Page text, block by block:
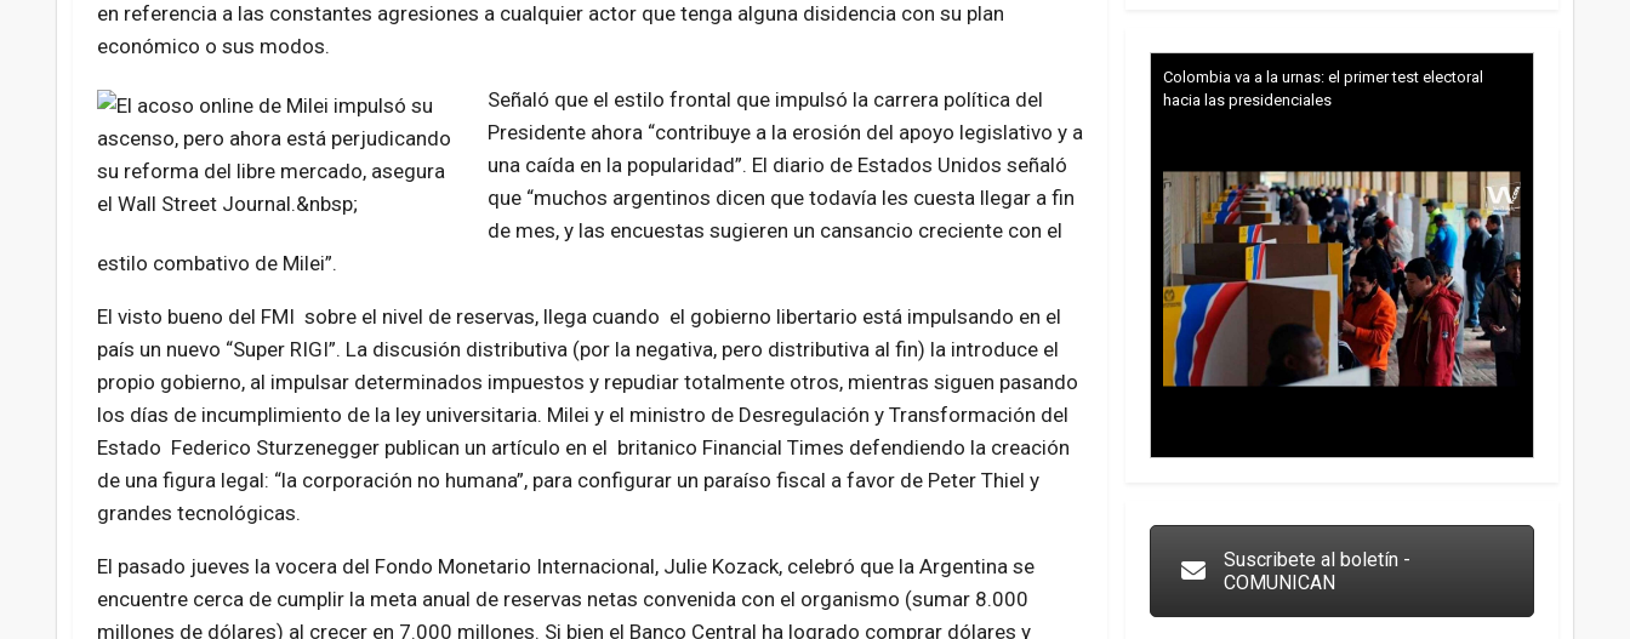
en referencia a las constantes agresiones a cualquier actor que tenga alguna disidencia con su plan
económico o sus modos.
Señaló que el estilo frontal que impulsó la carrera política del
Presidente ahora “contribuye a la erosión del apoyo legislativo y a
una caída en la popularidad”. El diario de Estados Unidos señaló
que “muchos argentinos dicen que todavía les cuesta llegar a fin
de mes, y las encuestas sugieren un cansancio creciente con el
estilo combativo de Milei”.
El visto bueno del FMI sobre el nivel de reservas, llega cuando el gobierno libertario está impulsando en el
país un nuevo “Super RIGI”. La discusión distributiva (por la negativa, pero distributiva al fin) la introduce el
propio gobierno, al impulsar determinados impuestos y repudiar totalmente otros, mientras siguen pasando
los días de incumplimiento de la ley universitaria. Milei y el ministro de Desregulación y Transformación del
Estado Federico Sturzenegger publican un artículo en el britanico Financial Times defendiendo la creación
de una figura legal: “la corporación no humana”, para configurar un paraíso fiscal a favor de Peter Thiel y
grandes tecnológicas.
El pasado jueves la vocera del Fondo Monetario Internacional, Julie Kozack, celebró que la Argentina se
encuentre cerca de cumplir la meta anual de reservas netas convenida con el organismo (sumar 8.000
millones de dólares) al crecer en 7.000 millones. Si bien el Banco Central ha logrado comprar dólares y
Colombia va a la urnas: el primer test electoral
hacia las presidenciales
Suscribete al boletín -
COMUNICAN